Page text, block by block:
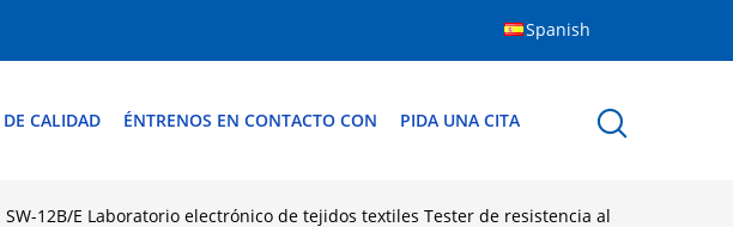
Spanish
CALIDAD ÉNTRENOS EN CONTACTO CON PIDA UNA CITA
SW-12B/E Laboratorio electrónico de tejidos textiles Tester de resistencia al